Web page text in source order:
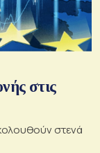
στις
στενά